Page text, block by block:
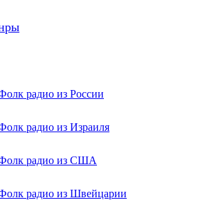
радио из России
радио из Израиля
радио из США
радио из Швейцарии